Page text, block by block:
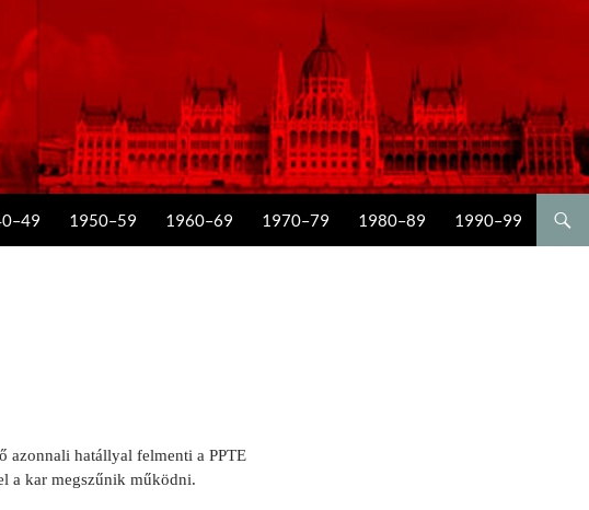
1950–59 1960–69 1970–79 1980–89 1990–99
azonnali hatállyal felmenti a PPTE
a kar megszűnik működni.